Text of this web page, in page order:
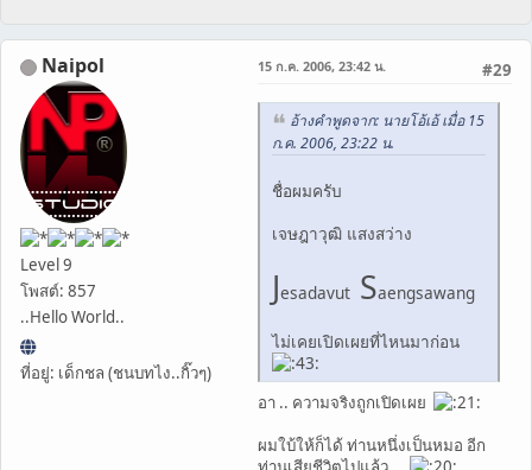
Naipol
Level 9
โพสต์: 857
..Hello World..
ที่อยู่: เด็กชล (ชนบทไง..กิ๊วๆ)
#29
15 ก.ค. 2006, 23:42 น.
อ้างคำพูดจาก: นายโอ้เอ้ เมื่อ 15
ก.ค. 2006, 23:22 น.
ชื่อผมครับ
เจษฎาวุฒิ แสงสว่าง
Jesadavut Saengsawang
ไม่เคยเปิดเผยที่ไหนมาก่อน
อา .. ความจริงถูกเปิดเผย
ผมใบ้ให้ก็ได้ ท่านหนึ่งเป็นหมอ อีก